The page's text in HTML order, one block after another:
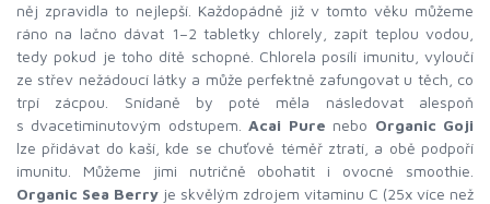
něj zpravidla to nejlepší. Každopádně již v tomto věku můžeme
ráno na lačno dávat 1–2 tabletky chlorely, zapít teplou vodou,
tedy pokud je toho dítě schopné. Chlorela posílí imunitu, vyloučí
ze střev nežádoucí látky a může perfektně zafungovat u těch, co
trpí zácpou. Snídaně by poté měla následovat alespoň
s dvacetiminutovým odstupem.Acai Pure nebo Organic Goji
lze přidávat do kaší, kde se chuťově téměř ztratí, a obě podpoří
imunitu. Můžeme jimi nutričně obohatit i ovocné smoothie.
Organic Sea Berry je skvělým zdrojem vitaminu C (25x více než